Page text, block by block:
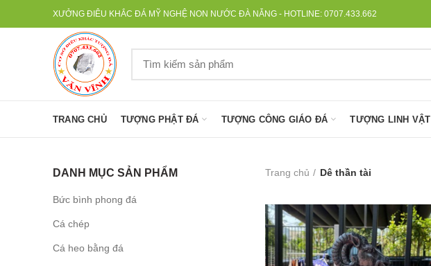
XƯỞNG ĐIÊU KHẮC ĐÁ MỸ NGHỆ NON NƯỚC ĐÀ NẴNG - HOTLINE: 0707.433.662
TRANG CHỦ TƯỢNG PHẬT ĐÁ TƯỢNG CÔNG GIÁO ĐÁ TƯỢNG LINH VẬT
DANH MỤC SẢN PHẨM
Bức bình phong đá
Cá chép
Cá heo bằng đá
Trang chủ Dê thần tài